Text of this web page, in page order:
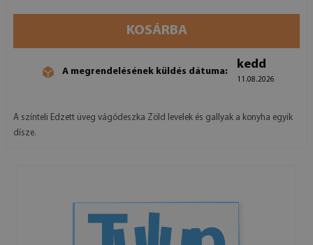
KOSÁRBA
A megrendelésének küldés dátuma:
kedd
11.08.2026
A színteli Edzett üveg vágódeszka Zöld levelek és gallyak a konyha egyik
dísze.